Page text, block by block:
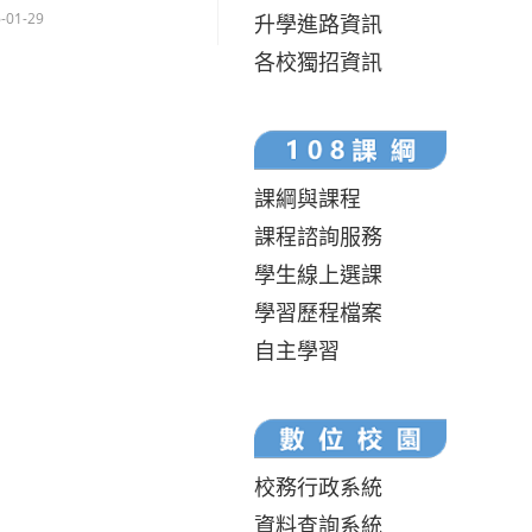
01-29
升學進路資訊
各校獨招資訊
課綱與課程
課程諮詢服務
學生線上選課
學習歷程檔案
自主學習
校務行政系統
資料查詢系統